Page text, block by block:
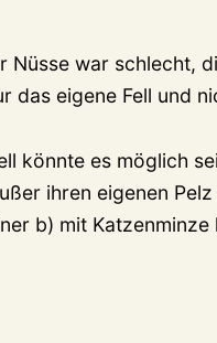
Nüsse war schlecht,
das eigene Fell und
könnte es möglich
ihren eigenen
b) mit